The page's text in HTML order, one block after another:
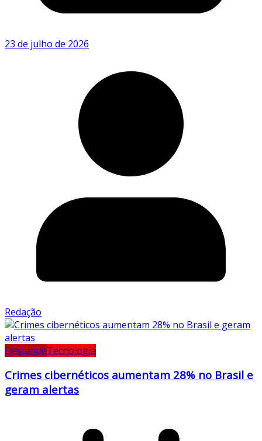
23 de julho de 2026
Redação
DestaqueTecnologia
Crimes cibernéticos aumentam 28% no Brasil e
geram alertas